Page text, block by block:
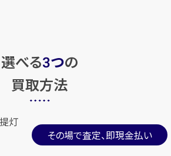
選べる3つの
買取方法
その場で査定、即現金払い